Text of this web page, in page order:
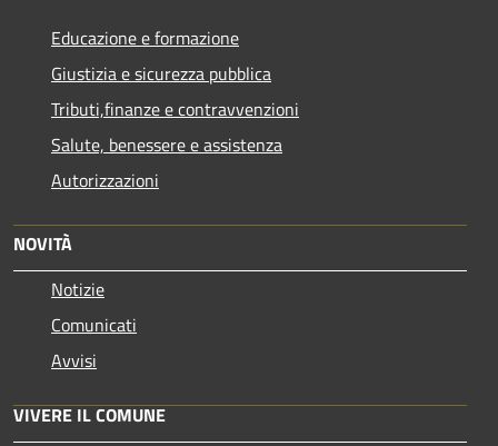
Educazione e formazione
Giustizia e sicurezza pubblica
Tributi,finanze e contravvenzioni
Salute, benessere e assistenza
Autorizzazioni
NOVITÀ
Notizie
Comunicati
Avvisi
VIVERE IL COMUNE